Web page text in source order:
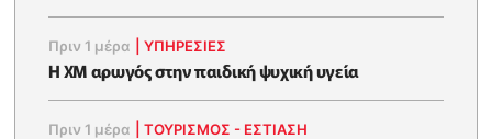
Πριν 1 μέρα |ΥΠΗΡΕΣΙΕΣ
Η XM αρωγός στην παιδική ψυχική υγεία
Πριν 1 μέρα |ΤΟΥΡΙΣΜΟΣ - ΕΣΤΙΑΣΗ